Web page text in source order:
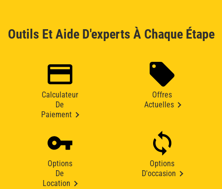
Outils Et Aide D'experts À Chaque Étape
Calculateur
De
Paiement
Offres
Actuelles
Options
De
Location
Options
D'occasion